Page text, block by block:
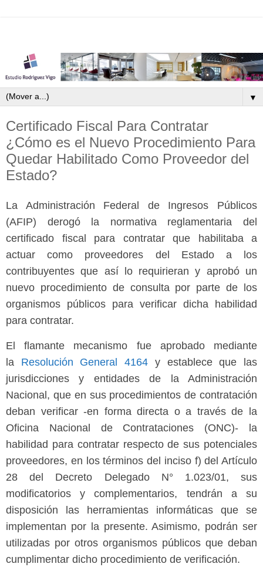
▼
Certificado Fiscal Para Contratar
¿Cómo es el Nuevo Procedimiento Para
Quedar Habilitado Como Proveedor del
Estado?
La Administración Federal de Ingresos Públicos
(AFIP) derogó la normativa reglamentaria del
certificado fiscal para contratar que habilitaba a
actuar como proveedores del Estado a los
contribuyentes que así lo requirieran y aprobó un
nuevo procedimiento de consulta por parte de los
organismos públicos para verificar dicha habilidad
para contratar.
El flamante mecanismo fue aprobado mediante
la Resolución General 4164 y establece que las
jurisdicciones y entidades de la Administración
Nacional, que en sus procedimientos de contratación
deban verificar -en forma directa o a través de la
Oficina Nacional de Contrataciones (ONC)- la
habilidad para contratar respecto de sus potenciales
proveedores, en los términos del inciso f) del Artículo
28 del Decreto Delegado N° 1.023/01, sus
modificatorios y complementarios, tendrán a su
disposición las herramientas informáticas que se
implementan por la presente. Asimismo, podrán ser
utilizadas por otros organismos públicos que deban
cumplimentar dicho procedimiento de verificación.